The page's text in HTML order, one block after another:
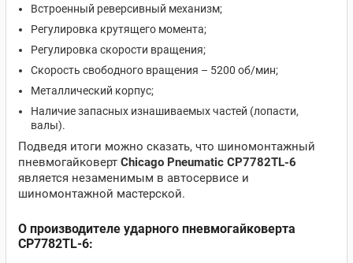
Встроенный реверсивный механизм;
Регулировка крутящего момента;
Регулировка скорости вращения;
Скорость свободного вращения – 5200 об/мин;
Металлический корпус;
Наличие запасных изнашиваемых частей (лопасти,
валы).
Подведя итоги можно сказать, что шиномонтажный
пневмогайковерт Chicago Pneumatic CP7782TL-6
является незаменимым в автосервисе и
шиномонтажной мастерской.
О производителе ударного пневмогайковерта
CP7782TL-6: